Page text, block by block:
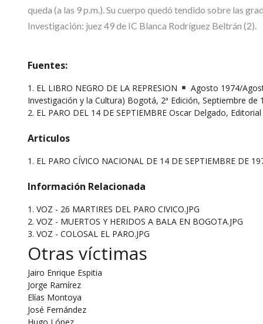
queda (a las 9 p.m.). Su cuerpo quedó tendido sobre las
Investigación: juez 49 de IC Blanca Rodríguez Beltrán (2).
Fuentes:
1. EL LIBRO NEGRO DE LA REPRESION
Agosto 1974/
Investigación y la Cultura) Bogotá, 2ª Edición, Septiembre de
2. EL PARO DEL 14 DE SEPTIEMBRE Oscar Delgado,
Articulos
1. EL PARO CÍVICO NACIONAL DE 14 DE SEPTIEMBRE DE
Información Relacionada
1. VOZ - 26 MARTIRES DEL PARO CIVICO.JPG
2. VOZ - MUERTOS Y HERIDOS A BALA EN BOGOTA.JPG
3. VOZ - COLOSAL EL PARO.JPG
Otras víctimas
Jairo Enrique Espitia
Jorge Ramírez
Elías Montoya
José Fernández